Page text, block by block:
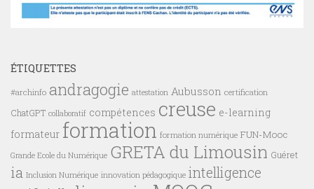
ÉTIQUETTES
#archinfo andragogie attestation Aubusson certification
ChatGPT collaboratif compétences creuse e-learning
formateur formation formation numérique FUN-Mooc
Grande Ecole du Numérique GRETA du Limousin Guéret
ia Inclusion Numérique innovation pédagogique intelligence